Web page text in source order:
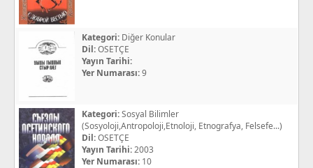
Kategori: Diğer Konular
Dil:OSETÇE
Yayın Tarihi:
Yer Numarası:9
Kategori:Sosyal Bilimler
(Sosyoloji,Antropoloji,Etnoloji, Etnografya, Felsefe...)
Dil:OSETÇE
Yayın Tarihi:2003
Yer Numarası: 10